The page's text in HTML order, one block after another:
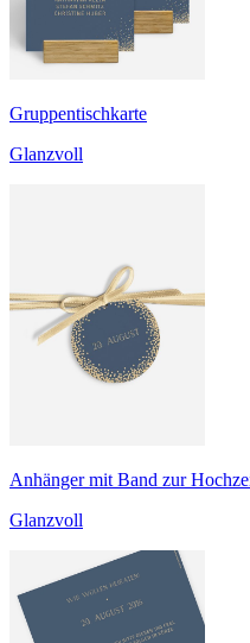
Gruppentischkarte
Glanzvoll
Anhänger mit Band zur
Glanzvoll